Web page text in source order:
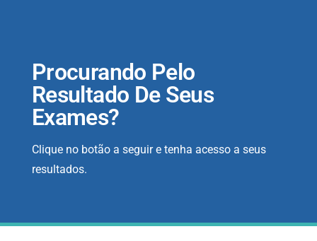
Procurando Pelo
Resultado De Seus
Exames?
Clique no botão a seguir e tenha acesso a seus
resultados.